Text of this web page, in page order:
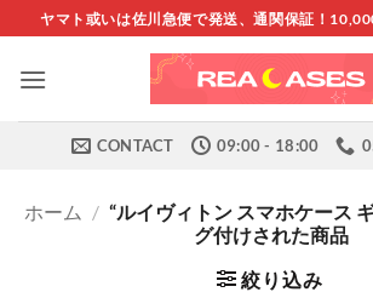
to
content
ヤマト或いは佐川急便で発送、通関保証！
CONTACT 09:00 - 18:00
ホーム / “ルイヴィトン スマホケース
グ付けされた商品
絞り込み